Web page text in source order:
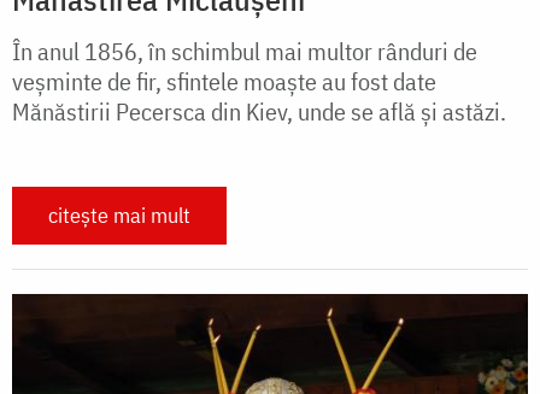
În anul 1856, în schimbul mai multor rânduri de
veșminte de fir, sfintele moaște au fost date
Mănăstirii Pecersca din Kiev, unde se află și astăzi.
citește mai mult